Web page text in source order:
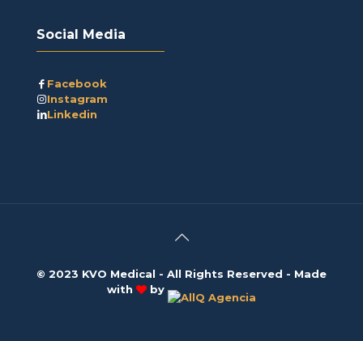
Social Media
Facebook
Instagram
Linkedin
© 2023 KVO Medical - All Rights Reserved - Made
with
by